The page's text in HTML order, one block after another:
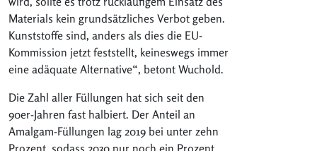
Materials kein grundsätzliches Verbot geben.
Kunststoffe sind, anders als dies die EU-
Kommission jetzt feststellt, keineswegs immer
eine adäquate Alternative“, betont Wuchold.
Die Zahl aller Füllungen hat sich seit den
90er-Jahren fast halbiert. Der Anteil an
Amalgam-Füllungen lag 2019 bei unter zehn